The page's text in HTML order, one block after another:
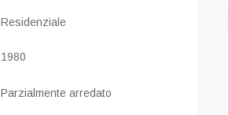
Residenziale
1980
Parzialmente arredato